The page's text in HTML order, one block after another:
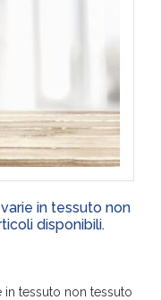
in tessuto non
disponibili.
in tessuto non tessuto